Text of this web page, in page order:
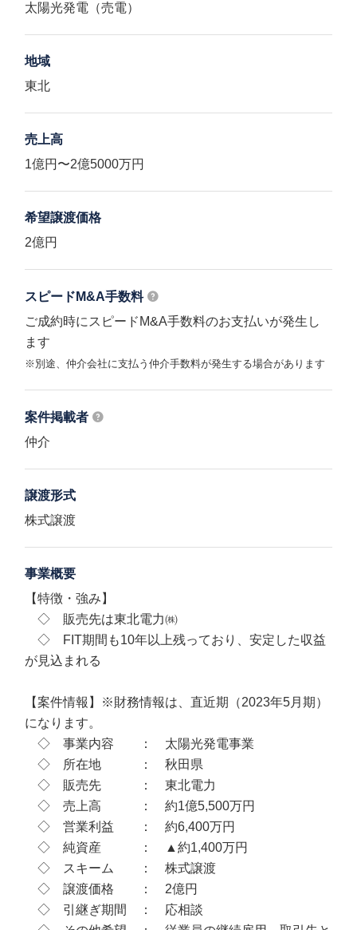
太陽光発電（売電）
地域
東北
売上高
1億円〜2億5000万円
希望譲渡価格
2億円
スピードM&A手数料
ご成約時にスピードM&A手数料のお支払いが発生し
ます
※別途、仲介会社に支払う仲介手数料が発生する場合があります
案件掲載者
仲介
譲渡形式
株式譲渡
事業概要
【特徴・強み】
◇ 販売先は東北電力㈱
◇ FIT期間も10年以上残っており、安定した収益
が見込まれる
【案件情報】※財務情報は、直近期（2023年5月期）
になります。
◇ 事業内容 ： 太陽光発電事業
◇ 所在地 ： 秋田県
◇ 販売先 ： 東北電力
◇ 売上高 ： 約1億5,500万円
◇ 営業利益 ： 約6,400万円
◇ 純資産 ： ▲約1,400万円
◇ スキーム ： 株式譲渡
◇ 譲渡価格 ： 2億円
◇ 引継ぎ期間 ： 応相談